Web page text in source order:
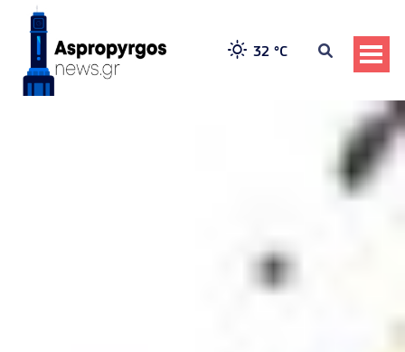
32 °C